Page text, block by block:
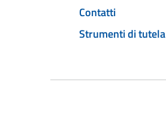
Contatti
Strumenti di tutela